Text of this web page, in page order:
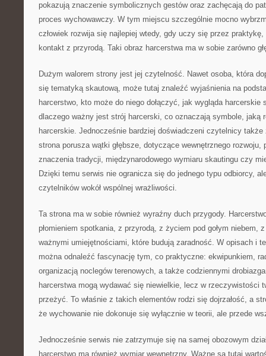
pokazują znaczenie symbolicznych gestów oraz zachęcają do
proces wychowawczy. W tym miejscu szczególnie mocno
człowiek rozwija się najlepiej wtedy, gdy uczy się przez
kontakt z przyrodą. Taki obraz harcerstwa ma w sobie zarówno
Dużym walorem strony jest jej czytelność. Nawet osoba, która
się tematyką skautową, może tutaj znaleźć wyjaśnienia na
harcerstwo, kto może do niego dołączyć, jak wygląda
dlaczego ważny jest strój harcerski, co oznaczają symbole, jaką
harcerskie. Jednocześnie bardziej doświadczeni czytelnicy
strona porusza wątki głębsze, dotyczące wewnętrznego rozwoju,
znaczenia tradycji, międzynarodowego wymiaru skautingu czy
Dzięki temu serwis nie ogranicza się do jednego typu odbiorcy,
czytelników wokół wspólnej wrażliwości.
Ta strona ma w sobie również wyraźny duch przygody.
płomieniem spotkania, z przyrodą, z życiem pod gołym niebem,
ważnymi umiejętnościami, które budują zaradność. W opisach i
można odnaleźć fascynację tym, co praktyczne: ekwipunkiem,
organizacją noclegów terenowych, a także codziennymi
harcerstwa mogą wydawać się niewielkie, lecz w rzeczywistości
przeżyć. To właśnie z takich elementów rodzi się dojrzałość, a
że wychowanie nie dokonuje się wyłącznie w teorii, ale przede
Jednocześnie serwis nie zatrzymuje się na samej obozowym
harcerstwo ma również wymiar wewnętrzny. Ważne są tutaj